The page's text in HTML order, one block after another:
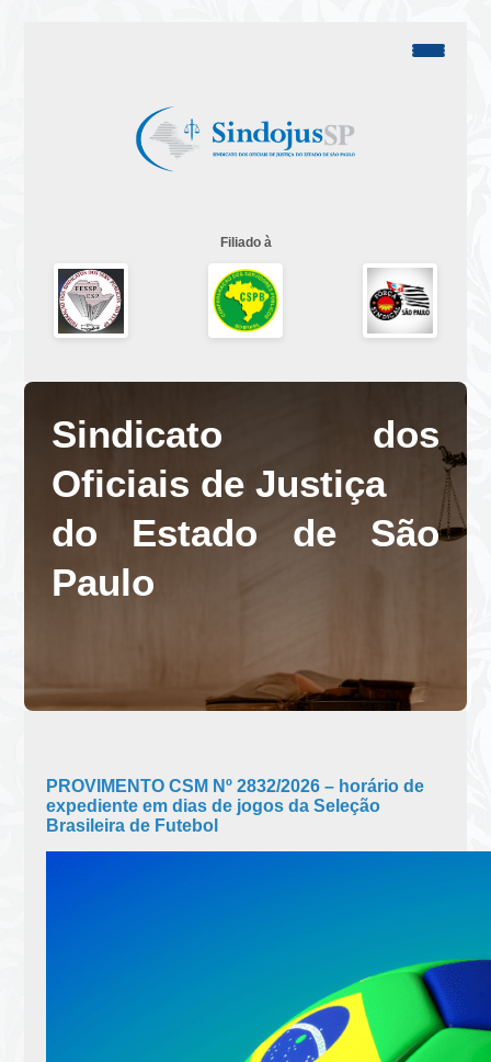
Filiado à
Sindicato dos
Oficiais de Justiça
do Estado de São
Paulo
PROVIMENTO CSM Nº 2832/2026 – horário de
expediente em dias de jogos da Seleção
Brasileira de Futebol